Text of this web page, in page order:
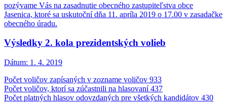
pozývame Vás na zasadnutie obecného zastupiteľstva obce
Jasenica, ktoré sa uskutoční dňa 11. apríla 2019 o 17.00 v zasadačke
obecného úradu.
Výsledky 2. kola prezidentských volieb
Dátum: 1. 4. 2019
Počet voličov zapísaných v zozname voličov 933
Počet voličov, ktorí sa zúčastnili na hlasovaní 437
Počet platných hlasov odovzdaných pre všetkých kandidátov 430